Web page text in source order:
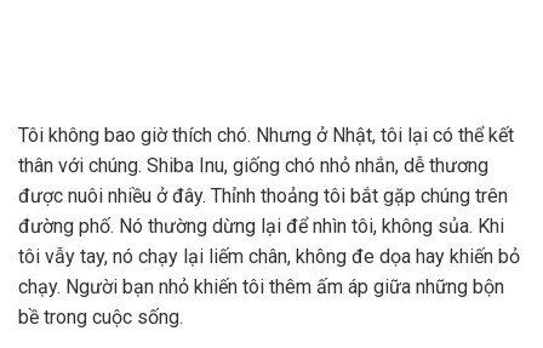
Tôi không bao giờ thích chó. Nhưng ở Nhật, tôi lại có thể kết
thân với chúng. Shiba Inu, giống chó nhỏ nhắn, dễ thương
được nuôi nhiều ở đây. Thỉnh thoảng tôi bắt gặp chúng trên
đường phố. Nó thường dừng lại để nhìn tôi, không sủa. Khi
tôi vẫy tay, nó chạy lại liếm chân, không đe dọa hay khiến bỏ
chạy. Người bạn nhỏ khiến tôi thêm ấm áp giữa những bộn
bề trong cuộc sống.